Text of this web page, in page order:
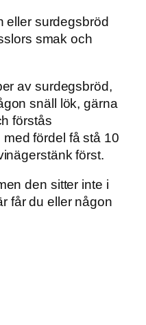
eller surdegsbröd
smak och
av surdegsbröd,
snäll lök, gärna
förstås
fördel få stå 10
först.
den sitter inte i
får du eller någon